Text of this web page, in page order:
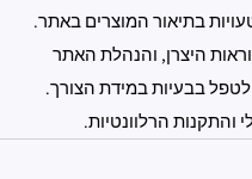
בתיאור המוצרים באתר.
היצרן, והנהלת האתר
בבעיות במידת הצורך.
והתקנות הרלוונטיות.